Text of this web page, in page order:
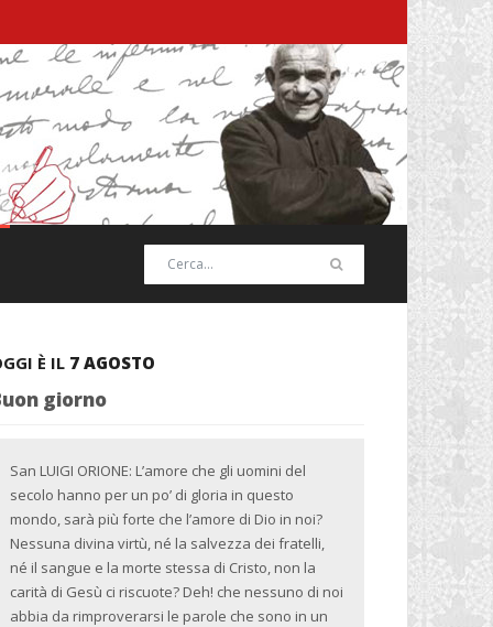
È IL 7 AGOSTO
giorno
San LUIGI ORIONE: L’amore che gli uomini del
secolo hanno per un po’ di gloria in questo
mondo, sarà più forte che l’amore di Dio in noi?
Nessuna divina virtù, né la salvezza dei fratelli,
né il sangue e la morte stessa di Cristo, non la
carità di Gesù ci riscuote? Deh! che nessuno di noi
abbia da rimproverarsi le parole che sono in un